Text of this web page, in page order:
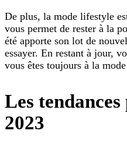
De plus, la mode lifestyle
vous permet de rester à la
été apporte son lot de
essayer. En restant à jour,
vous êtes toujours à la
Les
2023